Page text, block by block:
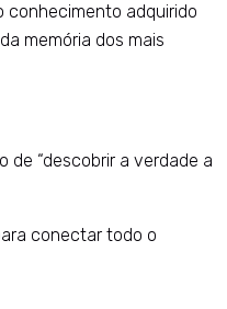
conhecimento adquirido
memória dos mais
de “descobrir a verdade a
conectar todo o